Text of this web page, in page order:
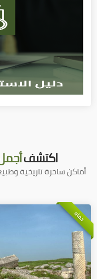
اكتشف
أماكن ساحرة تاريخية
حماه